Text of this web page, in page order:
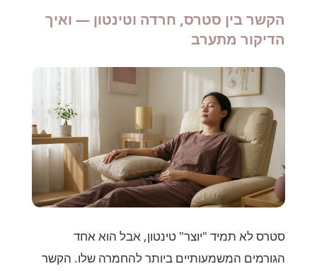
הקשר בין סטרס, חרדה וטינטון — ואיך
הדיקור מתערב
סטרס לא תמיד "יוצר" טינטון, אבל הוא אחד
הגורמים המשמעותיים ביותר להחמרה שלו. הקשר